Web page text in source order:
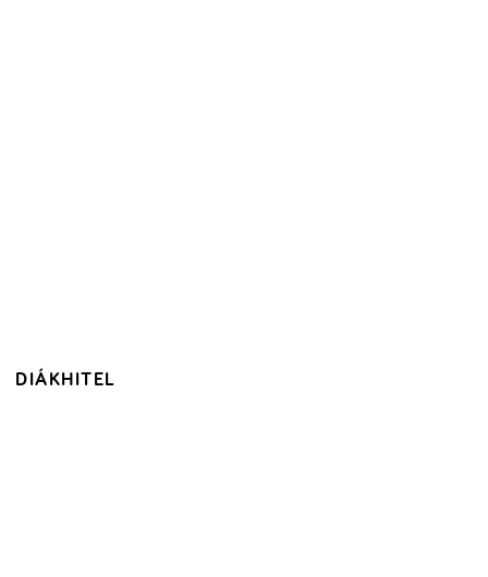
DIÁKHITEL